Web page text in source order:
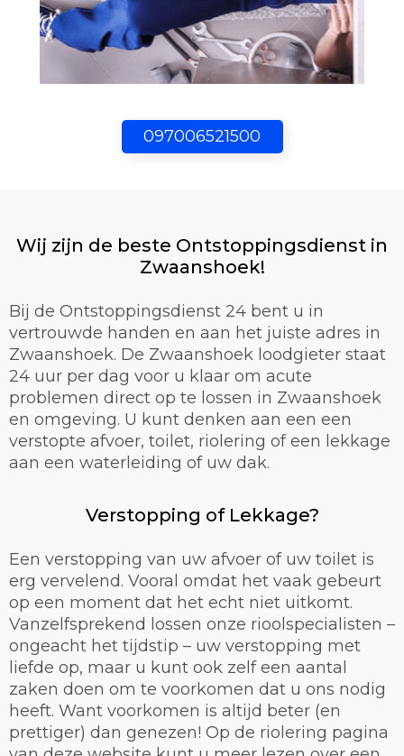
097006521500
Wij zijn de beste Ontstoppingsdienst in
Zwaanshoek!
Bij de Ontstoppingsdienst 24 bent u in
vertrouwde handen en aan het juiste adres in
Zwaanshoek. De Zwaanshoek loodgieter staat
24 uur per dag voor u klaar om acute
problemen direct op te lossen in Zwaanshoek
en omgeving. U kunt denken aan een een
verstopte afvoer, toilet, riolering of een lekkage
aan een waterleiding of uw dak.
Verstopping of Lekkage?
Een verstopping van uw afvoer of uw toilet is
erg vervelend. Vooral omdat het vaak gebeurt
op een moment dat het echt niet uitkomt.
Vanzelfsprekend lossen onze rioolspecialisten –
ongeacht het tijdstip – uw verstopping met
liefde op, maar u kunt ook zelf een aantal
zaken doen om te voorkomen dat u ons nodig
heeft. Want voorkomen is altijd beter (en
prettiger) dan genezen! Op de riolering pagina